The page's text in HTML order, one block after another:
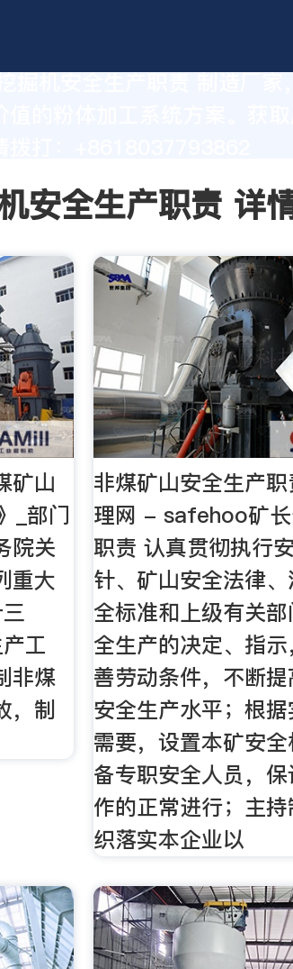
的粉体加工系统方案。获取
安全生产职责 详
矿山
_部门
院关
重大
工
非煤
，制
非煤矿山安全生产
理网 - safehoo矿
职责 认真贯彻执行
针、矿山安全法律
全标准和上级有关
全生产的决定、指
善劳动条件，不断
安全生产水平；根
需要，设置本矿安
备专职安全人员，
作的正常进行；主
织落实本企业以